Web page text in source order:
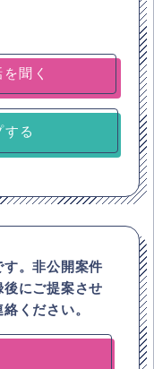
る
。非公開案件
にご提案させ
ください。